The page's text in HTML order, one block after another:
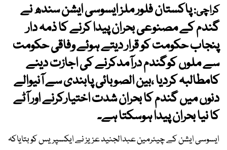
کراچی:پاکستان فلور ملز ایسوسی ایشن سندھ نے
گندم کے مصنوعی بحران پیدا کرنے کا ذمہ دار
پنجاب حکومت کو قرار دیتے ہوئے وفاقی حکومت
سے ملوں کوگندم درآمدکرنے کی اجازت دینے
کامطالبہ کردیا ،بین الصوبائی پابندی سے آنیوالے
دنوں میں گندم کا بحران شدت اختیارکرنے اور آٹے
کا نیا بحران پیدا ہوسکتا ہے۔
ایسوسی ایشن کے چیئرمین عبدالجنید عزیز نے ایکسپریس کو بتایاکہ